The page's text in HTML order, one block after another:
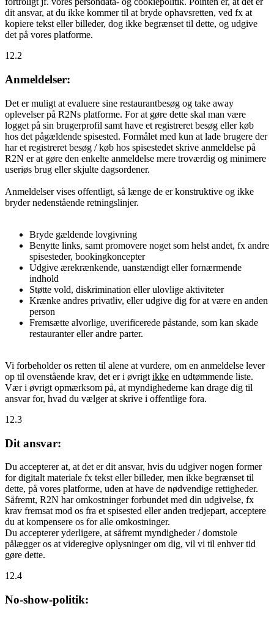
dit ansvar, at du ikke kommer til at bryde ophavsretten, ved fx at
kopiere tekst eller billeder, dog ikke begrænset til dette, og udgive
det på vores platforme.
12.2
Anmeldelser:
Det er muligt at evaluere sine restaurantbesøg og take away
oplevelser på R2Ns platforme. For at gøre dette skal man være
logget på sin brugerprofil samt have et registreret besøg eller køb
hos det pågældende spisested. Formålet med kun at lade brugere der
har et registreret besøg / køb hos spisestedet skrive anmeldelse på
R2N er at gøre den enkelte anmeldelse mere troværdig og minimere
useriøs brug eller skjulte dagsordener.
Anmeldelser vises offentligt, så længe de er konstruktive og ikke
bryder nedenstående retningslinjer.
Bryde gældende lovgivning
Benytte links, samt promovere noget som helst andet, fx andre
spisesteder, bookingkoncepter
Udgive ærekrænkende, uanstændigt eller fornærmende
indhold
Støtte vold, diskrimination eller ulovlige aktiviteter
Krænke andres privatliv, eller udgive dig for at være en anden
person
Fremsætte alvorlige, uverificerede påstande, som kan skade
restauranter eller andre parter.
Vi forbeholder os retten til alene at vurdere, om en anmeldelse lever
op til ovenstående krav, det er i øvrigt ikke en udtømmende liste.
Vær i øvrigt opmærksom på, at myndighederne kan drage dig til
ansvar for, hvad du vælger at skrive i offentlige fora.
12.3
Dit ansvar:
Du accepterer at, at det er dit ansvar, hvis du udgiver nogen former
for digitalt materiale fx tekst eller billeder, men ikke begrænset til
dette, på vores platforme, uden at have de nødvendige rettigheder.
Såfremt, R2N har omkostninger forbundet med din udgivelse, fx
krav fremsat mod os fra et spisested eller anden tredjepart, acceptere
du at kompensere os for alle omkostninger.
Du accepterer yderligere, at såfremt myndigheder / domstole
pålægger os at videregive oplysninger om dig, vil vi til enhver tid
gøre dette.
12.4
No-show-politik: